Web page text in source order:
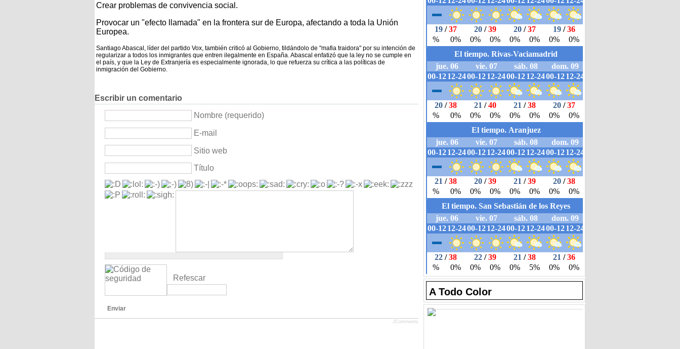
Crear problemas de convivencia social.
Provocar un "efecto llamada" en la frontera sur de Europa, afectando a toda la Unión
Europea.
Santiago Abascal, líder del partido Vox, también criticó al Gobierno, tildándolo de "mafia traidora" por su intención de
regularizar a todos los inmigrantes que entren ilegalmente en España. Abascal enfatizó que la ley no se cumple en
el país, y que la Ley de Extranjería es especialmente ignorada, lo que refuerza su crítica a las políticas de
inmigración del Gobierno.
Escribir un comentario
Nombre (requerido)
E-mail
Sitio web
Título
Refescar
Enviar
JComments
A Todo Color